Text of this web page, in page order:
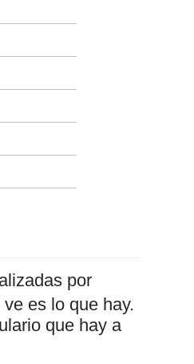
por
es lo que hay.
que hay a